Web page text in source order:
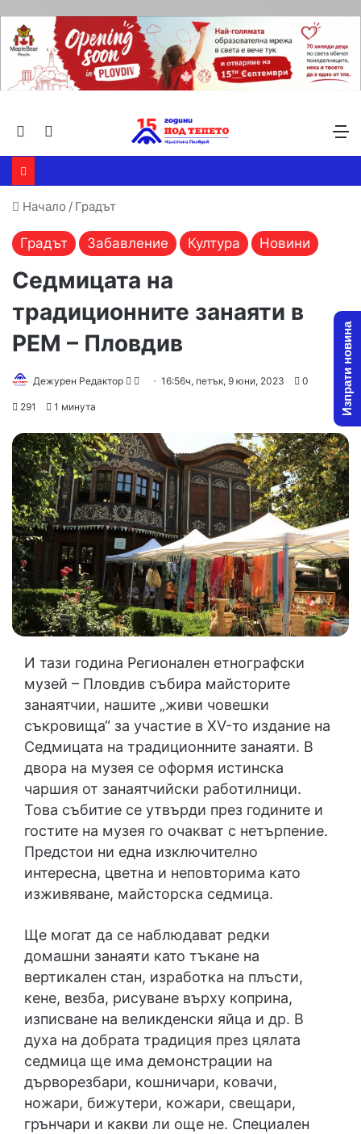
Търсене ...
Начало / Градът
Градът Забавление Култура Новини
Седмицата на
традиционните занаяти в
РЕМ – Пловдив
Дежурен Редактор
Follow
Send16:56ч, петък, 9 юни, 2023 0
291 1 минута
И тази година Регионален етнографски
музей – Пловдив събира майсторите
занаятчии, нашите „живи човешки
съкровища“ за участие в ХV-то издание на
Седмицата на традиционните занаяти. В
двора на музея се оформя истинска
чаршия от занаятчийски работилници.
Това събитие се утвърди през годините и
гостите на музея го очакват с нетърпение.
Предстои ни една изключително
интересна, цветна и неповторима като
изживяване, майсторска седмица.
Ще могат да се наблюдават редки
домашни занаяти като тъкане на
вертикален стан, изработка на плъсти,
кене, везба, рисуване върху коприна,
изписване на великденски яйца и др. В
духа на добрата традиция през цялата
седмица ще има демонстрации на
дърворезбари, кошничари, ковачи,
ножари, бижутери, кожари, свещари,
грънчари и какви ли още не. Специален
Изпрати новина